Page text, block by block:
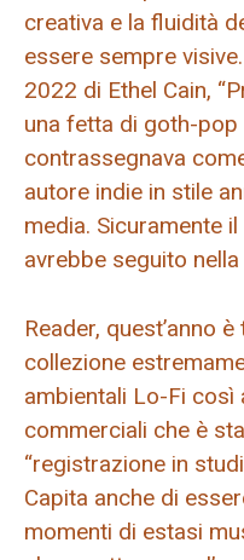
creativa e la fluidità
essere sempre
2022 di Ethel Cain,
una fetta di goth-pop
contrassegnava
autore indie in stile
media. Sicuramente
avrebbe seguito
Reader, quest’anno
collezione
ambientali Lo-Fi così
commerciali che è
“registrazione in
Capita anche di
momenti di estasi